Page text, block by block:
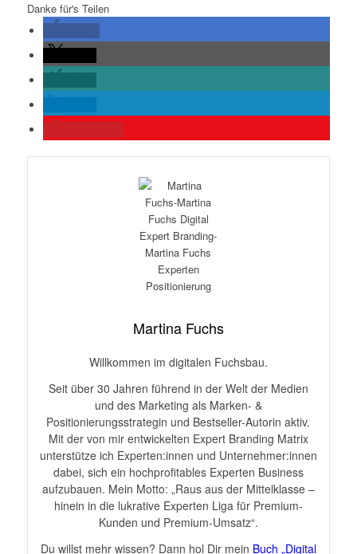
Danke für's Teilen
Martina Fuchs
Willkommen im digitalen Fuchsbau.
Seit über 30 Jahren führend in der Welt der Medien
und des Marketing als Marken- &
Positionierungsstrategin und Bestseller-Autorin aktiv.
Mit der von mir entwickelten Expert Branding Matrix
unterstütze ich Experten:innen und Unternehmer:innen
dabei, sich ein hochprofitables Experten Business
aufzubauen. Mein Motto: „Raus aus der Mittelklasse –
hinein in die lukrative Experten Liga für Premium-
Kunden und Premium-Umsatz“.
Du willst mehr wissen? Dann hol Dir mein Buch „Digital